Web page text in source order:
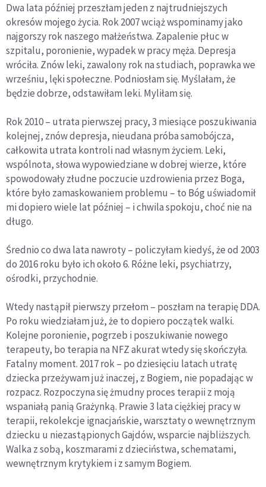
Dwa lata później przeszłam jeden z najtrudniejszych
okresów mojego życia. Rok 2007 wciąż wspominamy jako
najgorszy rok naszego małżeństwa. Zapalenie płuc w
szpitalu, poronienie, wypadek w pracy męża. Depresja
wróciła. Znów leki, zawalony rok na studiach, poprawka we
wrześniu, lęki społeczne. Podniosłam się. Myślałam, że
będzie dobrze, odstawiłam leki. Myliłam się.
Rok 2010 – utrata pierwszej pracy, 3 miesiące poszukiwania
kolejnej, znów depresja, nieudana próba samobójcza,
całkowita utrata kontroli nad własnym życiem. Leki,
wspólnota, słowa wypowiedziane w dobrej wierze, które
spowodowały złudne poczucie uzdrowienia przez Boga,
które było zamaskowaniem problemu – to Bóg uświadomił
mi dopiero wiele lat później – i chwila spokoju, choć nie na
długo.
Średnio co dwa lata nawroty – policzyłam kiedyś, że od 2003
do 2016 roku było ich około 6. Różne leki, psychiatrzy,
ośrodki, przychodnie.
Wtedy nastąpił pierwszy przełom – poszłam na terapię DDA.
Po roku wiedziałam już, że to dopiero początek walki.
Kolejne poronienie, pogrzeb i poszukiwanie nowego
terapeuty, bo terapia na NFZ akurat wtedy się skończyła.
Fatalny moment. 2017 rok – po dziesięciu latach utratę
dziecka przeżywam już inaczej, z Bogiem, nie popadając w
rozpacz. Rozpoczyna się żmudny proces terapii z moją
wspaniałą panią Grażynką. Prawie 3 lata ciężkiej pracy w
terapii, rekolekcje ignacjańskie, warsztaty o wewnętrznym
dziecku u niezastąpionych Gajdów, wsparcie najbliższych.
Walka z sobą, koszmarami z dzieciństwa, schematami,
wewnętrznym krytykiem i z samym Bogiem.